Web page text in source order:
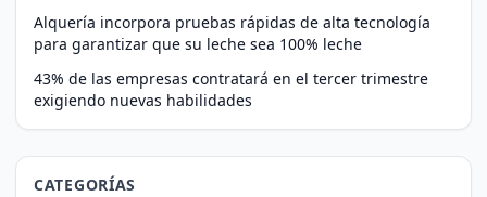
Alquería incorpora pruebas rápidas de alta tecnología
para garantizar que su leche sea 100% leche
43% de las empresas contratará en el tercer trimestre
exigiendo nuevas habilidades
CATEGORÍAS